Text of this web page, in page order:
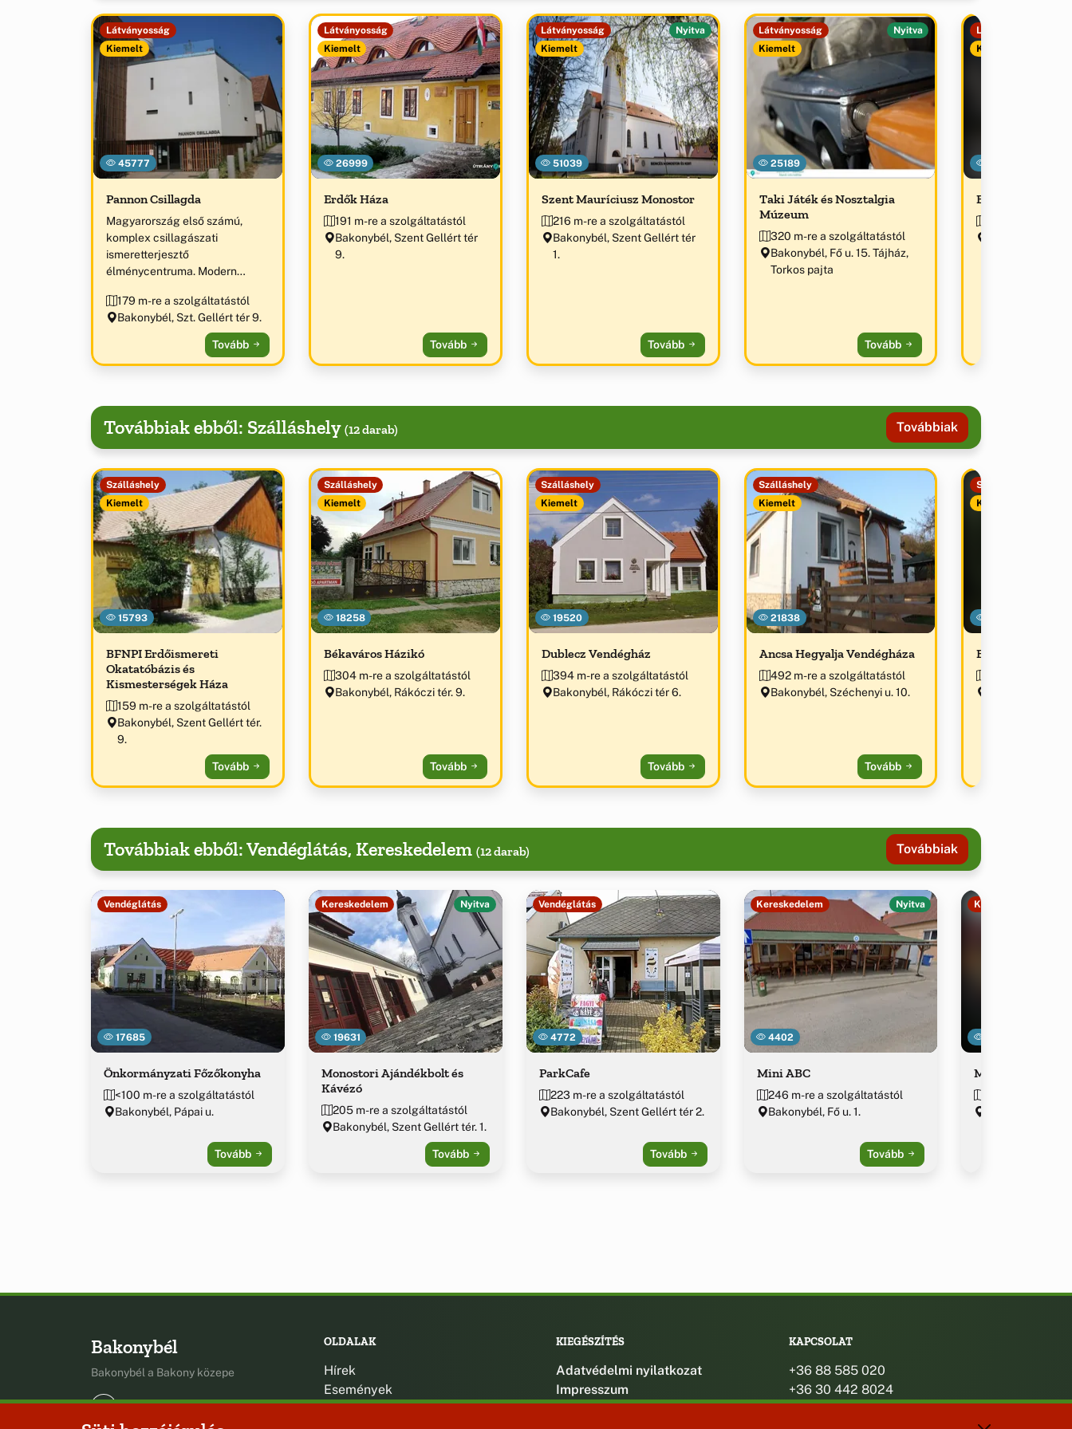
45777
Látványosság
Kiemelt
Pannon Csillagda
Magyarország első számú,
komplex csillagászati
ismeretterjesztő
élménycentruma. Modern
show, interaktív űrkutatási és
csillagászati kiállítás. „Az év
látogatóközpontja 2012” díj
179 m-re a szolgáltatástól
Bakonybél, Szt. Gellért tér 9.
Tovább
26999
Látványosság
Kiemelt
Erdők Háza
191 m-re a szolgáltatástól
Bakonybél, Szent Gellért tér
9.
Tovább
51039
Látványosság
Kiemelt
Nyitva
Szent Mauríciusz Monostor
216 m-re a szolgáltatástól
Bakonybél, Szent Gellért tér
1.
Tovább
25189
Látványosság
Kiemelt
Nyitva
Taki Játék és Nosztalgia
Múzeum
320 m-re a szolgáltatástól
Bakonybél, Fő u. 15. Tájház,
Torkos pajta
Tovább
Látványosság
Kiemelt
Bakonybéli
Továbbiak ebből: Szálláshely (12 darab) Továbbiak
15793
Szálláshely
Kiemelt
BFNPI Erdőismereti
Okatatóbázis és
Kismesterségek Háza
159 m-re a szolgáltatástól
Bakonybél, Szent Gellért tér.
9.
Tovább
18258
Szálláshely
Kiemelt
Békaváros Házikó
304 m-re a szolgáltatástól
Bakonybél, Rákóczi tér. 9.
Tovább
19520
Szálláshely
Kiemelt
Dublecz Vendégház
394 m-re a szolgáltatástól
Bakonybél, Rákóczi tér 6.
Tovább
21838
Szálláshely
Kiemelt
Ancsa Hegyalja Vendégháza
492 m-re a szolgáltatástól
Bakonybél, Széchenyi u. 10.
Tovább
Szálláshely
Kiemelt
Bakonyvári
Továbbiak ebből: Vendéglátás, Kereskedelem (12 darab) Továbbiak
17685
Vendéglátás
Önkormányzati Főzőkonyha
<100 m-re a szolgáltatástól
Bakonybél, Pápai u.
Tovább
19631
Kereskedelem Nyitva
Monostori Ajándékbolt és
Kávézó
205 m-re a szolgáltatástól
Bakonybél, Szent Gellért tér. 1.
Tovább
4772
Vendéglátás
ParkCafe
223 m-re a szolgáltatástól
Bakonybél, Szent Gellért tér 2.
Tovább
4402
Kereskedelem Nyitva
Mini ABC
246 m-re a szolgáltatástól
Bakonybél, Fő u. 1.
Tovább
Kereskedelem
Mini COOP ABC
Bakonybél
Bakonybél a Bakony közepe
OLDALAK
Hírek
Események
Helyek
KIEGÉSZÍTÉS
Adatvédelmi nyilatkozat
Impresszum
KAPCSOLAT
+36 88 585 020
+36 30 442 8024
titkarsag@bakonybel.hu